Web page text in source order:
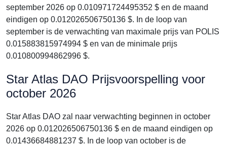
september 2026 op 0.010971724495352 $ en de maand
eindigen op 0.012026506750136 $. In de loop van
september is de verwachting van maximale prijs van POLIS
0.015883815974994 $ en van de minimale prijs
0.010800994862996 $.
Star Atlas DAO Prijsvoorspelling voor
october 2026
Star Atlas DAO zal naar verwachting beginnen in october
2026 op 0.012026506750136 $ en de maand eindigen op
0.01436684881237 $. In de loop van october is de